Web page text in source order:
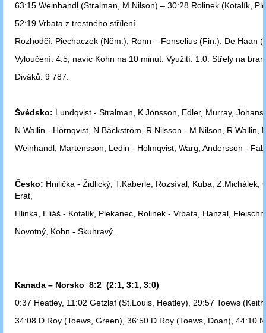
63:15 Weinhandl (Stralman, M.Nilson) – 30:28 Rolinek (Kotalík,
52:19 Vrbata z trestného střílení.
Rozhodčí: Piechaczek (Něm.), Ronn – Fonselius (Fin.), De Haan
Vyloučení: 4:5, navíc Kohn na 10 minut. Využití: 1:0. Střely na
Diváků: 9 787.
Švédsko: Lundqvist - Stralman, K.Jönsson, Edler, Murray,
N.Wallin - Hörnqvist, N.Bäckström, R.Nilsson - M.Nilson, R.Wallin,
Weinhandl, Martensson, Ledin - Holmqvist, Warg, Andersson -
Česko: Hnilička - Židlický, T.Kaberle, Rozsíval, Kuba, Z.Michálek,
Erat,
Hlinka, Eliáš - Kotalík, Plekanec, Rolinek - Vrbata, Hanzal,
Novotný, Kohn - Skuhravý.
Kanada – Norsko 8:2 (2:1, 3:1, 3:0)
0:37 Heatley, 11:02 Getzlaf (St.Louis, Heatley), 29:57 Toews
34:08 D.Roy (Toews, Green), 36:50 D.Roy (Toews, Doan), 44:10